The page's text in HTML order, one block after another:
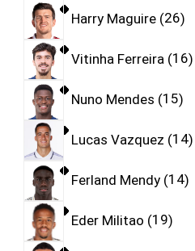
Harry Maguire 26
Vitinha Ferreira 16
Nuno Mendes 15
Lucas Vazquez 14
Ferland Mendy 14
Eder Militao 19